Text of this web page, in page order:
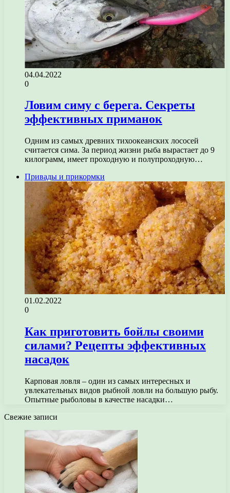
04.04.2022
0
Ловим симу с берега. Секреты
эффективных приманок
Одним из самых древних тихоокеанских лососей
считается сима. За период жизни рыба вырастает до 9
килограмм, имеет проходную и полупроходную…
Привады и прикормки
01.02.2022
0
Как приготовить бойлы своими
силами? Рецепты эффективных
насадок
Карповая ловля – один из самых интересных и
увлекательных видов рыбной ловли на большую рыбу.
Опытные рыболовы в качестве насадки…
Свежие записи